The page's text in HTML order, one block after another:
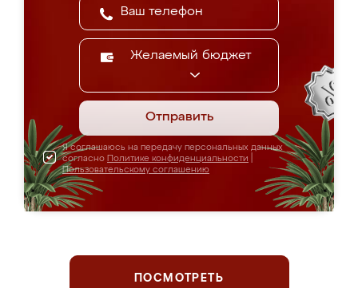
Желаемый бюджет
Отправить
Я соглашаюсь на передачу персональных данных
согласно Политике конфиденциальности
Пользовательскому соглашению
ПОСМОТРЕТЬ